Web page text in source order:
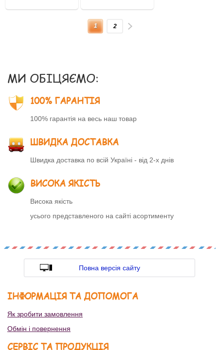
1 2
МИ ОБІЦЯЄМО:
100% ГАРАНТІЯ
100% гарантія на весь наш товар
ШВИДКА ДОСТАВКА
Швидка доставка по всій Україні - від 2-х днів
ВИСОКА ЯКІСТЬ
Висока якість
усього представленого на сайті асортименту
Повна версія сайту
ІНФОРМАЦІЯ ТА ДОПОМОГА
Як зробити замовлення
Обмін і повернення
СЕРВІС ТА ПРОДУКЦІЯ